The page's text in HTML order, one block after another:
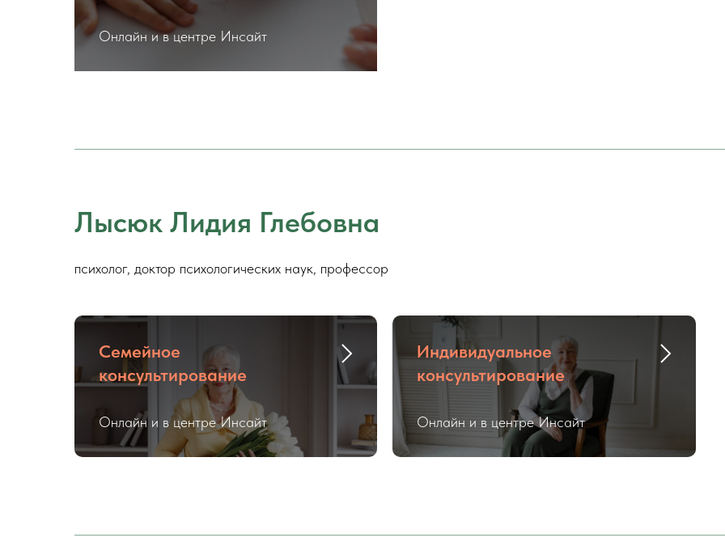
Онлайн и в центре Инсайт
Лысюк Лидия Глебовна
психолог, доктор психологических наук, профессор
Семейное
консультирование
Онлайн и в центре Инсайт
Индивидуальное
консультирование
Онлайн и в центре Инсайт